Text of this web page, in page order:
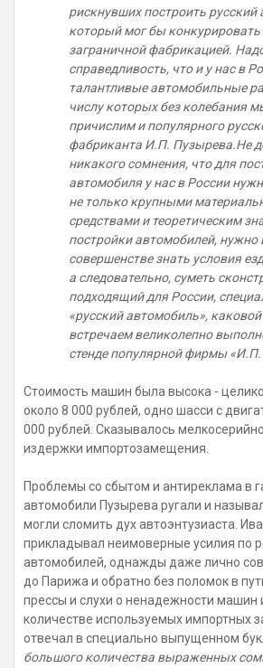
рискнувших построить русский
который мог бы конкурировать
заграничной фабрикацией.
справедливость, что и у нас в
талантливые автомобильные
числу которых без колебания
причислим и популярного
фабриканта И.П. Пузырева.Не
никакого сомнения, что для
автомобиля у нас в России
не только крупными
средствами и теоретическим
постройки автомобилей, нужно
совершенстве знать условия
а следовательно, суметь
подходящий для России,
«русский автомобиль»,
встречаем великолепно
стенде популярной фирмы
Стоимость машин была высока -
около 8 000 рублей, одно шасси с
000 рублей. Сказывалось
издержки импортозамещения.
Проблемы со сбытом и антиреклама в
автомобили Пузырева ругали и
могли сломить дух автоэнтузиаста.
прикладывал неимоверные усилия по
автомобилей, однажды даже лично
до Парижа и обратно без поломок в
прессы и слухи о ненадежности машин
количестве используемых импортных
отвечал в специально выпущенном
большого количества выраженных